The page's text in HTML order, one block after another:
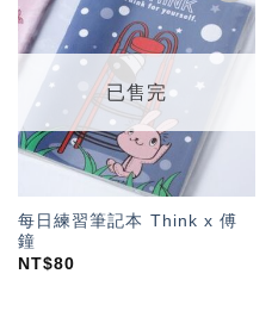
「願
望輕
已售完
每日練習筆記本 Think x 傅
鐘
NT$80